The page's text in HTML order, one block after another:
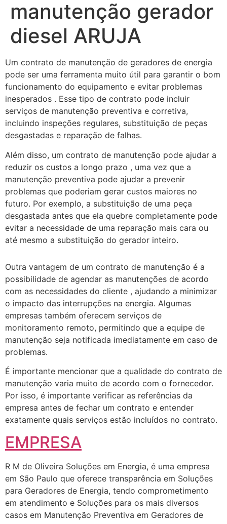
manutenção gerador
diesel ARUJA
Um contrato de manutenção de geradores de energia
pode ser uma ferramenta muito útil para garantir o bom
funcionamento do equipamento e evitar problemas
inesperados . Esse tipo de contrato pode incluir
serviços de manutenção preventiva e corretiva,
incluindo inspeções regulares, substituição de peças
desgastadas e reparação de falhas.
Além disso, um contrato de manutenção pode ajudar a
reduzir os custos a longo prazo , uma vez que a
manutenção preventiva pode ajudar a prevenir
problemas que poderiam gerar custos maiores no
futuro. Por exemplo, a substituição de uma peça
desgastada antes que ela quebre completamente pode
evitar a necessidade de uma reparação mais cara ou
até mesmo a substituição do gerador inteiro.
Outra vantagem de um contrato de manutenção é a
possibilidade de agendar as manutenções de acordo
com as necessidades do cliente , ajudando a minimizar
o impacto das interrupções na energia. Algumas
empresas também oferecem serviços de
monitoramento remoto, permitindo que a equipe de
manutenção seja notificada imediatamente em caso de
problemas.
É importante mencionar que a qualidade do contrato de
manutenção varia muito de acordo com o fornecedor.
Por isso, é importante verificar as referências da
empresa antes de fechar um contrato e entender
exatamente quais serviços estão incluídos no contrato.
EMPRESA
R M de Oliveira Soluções em Energia, é uma empresa
em São Paulo que oferece transparência em Soluções
para Geradores de Energia, tendo comprometimento
em atendimento e Soluções para os mais diversos
casos em Manutenção Preventiva em Geradores de